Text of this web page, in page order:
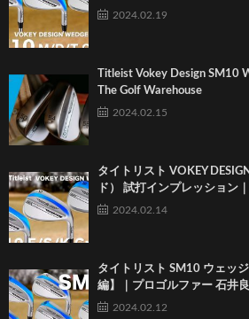
2024.02.19
Titleist Vokey Design SM10
The Golf Warehouse
2024.02.15
タイトリスト VOKEY
ド） 試打インプレッション
2024.02.14
タイトリスト SM10 ウェッ
編】｜プロゴルファー 石井
2024.02.12